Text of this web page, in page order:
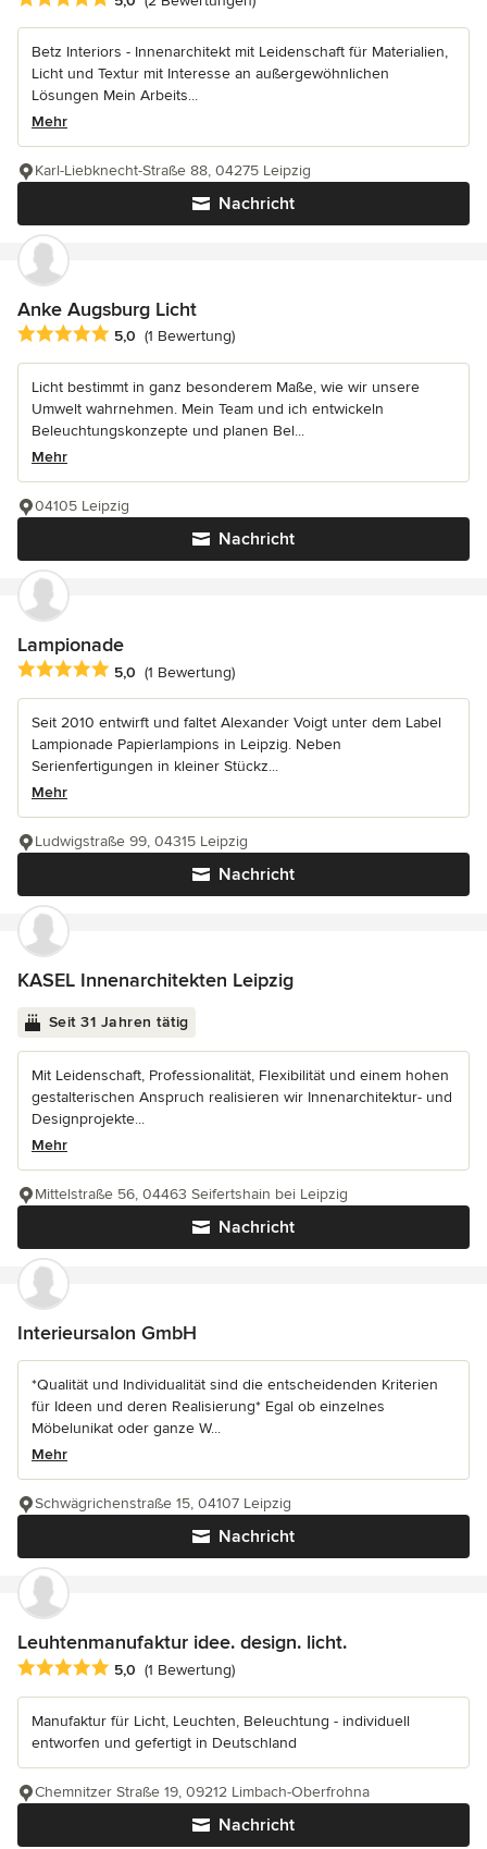
Betz Interiors - Innenarchitekt mit Leidenschaft für Materialien,
Licht und Textur mit Interesse an außergewöhnlichen
Lösungen Mein Arbeits...
Mehr
Nachricht
Karl-Liebknecht-Straße 88, 04275 Leipzig
Anke Augsburg Licht
Durchschnittliche Bewertung: 5 von 5 Sternen
5,0 (1 Bewertung)
Licht bestimmt in ganz besonderem Maße, wie wir unsere
Umwelt wahrnehmen. Mein Team und ich entwickeln
Beleuchtungskonzepte und planen Bel...
Mehr
Nachricht
04105 Leipzig
Lampionade
Durchschnittliche Bewertung: 5 von 5 Sternen
5,0 (1 Bewertung)
Seit 2010 entwirft und faltet Alexander Voigt unter dem Label
Lampionade Papierlampions in Leipzig. Neben
Serienfertigungen in kleiner Stückz...
Mehr
Nachricht
Ludwigstraße 99, 04315 Leipzig
KASEL Innenarchitekten Leipzig
Seit 31 Jahren tätig
Mit Leidenschaft, Professionalität, Flexibilität und einem hohen
gestalterischen Anspruch realisieren wir Innenarchitektur- und
Designprojekte...
Mehr
Nachricht
Mittelstraße 56, 04463 Seifertshain bei Leipzig
Interieursalon GmbH
*Qualität und Individualität sind die entscheidenden Kriterien
für Ideen und deren Realisierung* Egal ob einzelnes
Möbelunikat oder ganze W...
Mehr
Nachricht
Schwägrichenstraße 15, 04107 Leipzig
Leuhtenmanufaktur idee. design. licht.
Durchschnittliche Bewertung: 5 von 5 Sternen
5,0 (1 Bewertung)
Manufaktur für Licht, Leuchten, Beleuchtung - individuell
entworfen und gefertigt in Deutschland
Nachricht
Chemnitzer Straße 19, 09212 Limbach-Oberfrohna